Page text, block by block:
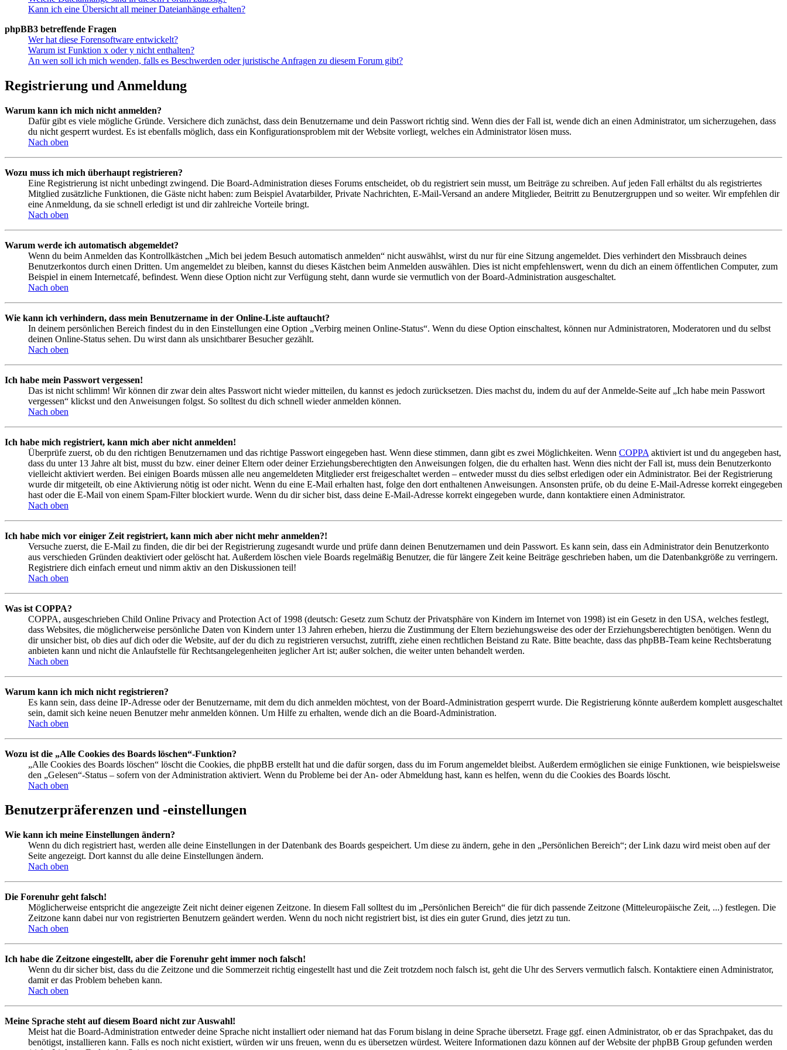
Kann ich eine Übersicht all meiner Dateianhänge erhalten?
phpBB3 betreffende Fragen
Wer hat diese Forensoftware entwickelt?
Warum ist Funktion x oder y nicht enthalten?
An wen soll ich mich wenden, falls es Beschwerden oder juristische Anfragen zu diesem Forum gibt?
Registrierung und Anmeldung
Warum kann ich mich nicht anmelden?
Dafür gibt es viele mögliche Gründe. Versichere dich zunächst, dass dein Benutzername und dein Passwort richtig sind. Wenn dies der Fall ist, wende dich an einen Administrator, um sicherzugehen, dass
du nicht gesperrt wurdest. Es ist ebenfalls möglich, dass ein Konfigurationsproblem mit der Website vorliegt, welches ein Administrator lösen muss.
Nach oben
Wozu muss ich mich überhaupt registrieren?
Eine Registrierung ist nicht unbedingt zwingend. Die Board-Administration dieses Forums entscheidet, ob du registriert sein musst, um Beiträge zu schreiben. Auf jeden Fall erhältst du als registriertes
Mitglied zusätzliche Funktionen, die Gäste nicht haben: zum Beispiel Avatarbilder, Private Nachrichten, E-Mail-Versand an andere Mitglieder, Beitritt zu Benutzergruppen und so weiter. Wir empfehlen dir
eine Anmeldung, da sie schnell erledigt ist und dir zahlreiche Vorteile bringt.
Nach oben
Warum werde ich automatisch abgemeldet?
Wenn du beim Anmelden das Kontrollkästchen „Mich bei jedem Besuch automatisch anmelden“ nicht auswählst, wirst du nur für eine Sitzung angemeldet. Dies verhindert den Missbrauch deines
Benutzerkontos durch einen Dritten. Um angemeldet zu bleiben, kannst du dieses Kästchen beim Anmelden auswählen. Dies ist nicht empfehlenswert, wenn du dich an einem öffentlichen Computer, zum
Beispiel in einem Internetcafé, befindest. Wenn diese Option nicht zur Verfügung steht, dann wurde sie vermutlich von der Board-Administration ausgeschaltet.
Nach oben
Wie kann ich verhindern, dass mein Benutzername in der Online-Liste auftaucht?
In deinem persönlichen Bereich findest du in den Einstellungen eine Option „Verbirg meinen Online-Status“. Wenn du diese Option einschaltest, können nur Administratoren, Moderatoren und du selbst
deinen Online-Status sehen. Du wirst dann als unsichtbarer Besucher gezählt.
Nach oben
Ich habe mein Passwort vergessen!
Das ist nicht schlimm! Wir können dir zwar dein altes Passwort nicht wieder mitteilen, du kannst es jedoch zurücksetzen. Dies machst du, indem du auf der Anmelde-Seite auf „Ich habe mein Passwort
vergessen“ klickst und den Anweisungen folgst. So solltest du dich schnell wieder anmelden können.
Nach oben
Ich habe mich registriert, kann mich aber nicht anmelden!
Überprüfe zuerst, ob du den richtigen Benutzernamen und das richtige Passwort eingegeben hast. Wenn diese stimmen, dann gibt es zwei Möglichkeiten. Wenn COPPA aktiviert ist und du angegeben hast,
dass du unter 13 Jahre alt bist, musst du bzw. einer deiner Eltern oder deiner Erziehungsberechtigten den Anweisungen folgen, die du erhalten hast. Wenn dies nicht der Fall ist, muss dein Benutzerkonto
vielleicht aktiviert werden. Bei einigen Boards müssen alle neu angemeldeten Mitglieder erst freigeschaltet werden – entweder musst du dies selbst erledigen oder ein Administrator. Bei der Registrierung
wurde dir mitgeteilt, ob eine Aktivierung nötig ist oder nicht. Wenn du eine E-Mail erhalten hast, folge den dort enthaltenen Anweisungen. Ansonsten prüfe, ob du deine E-Mail-Adresse korrekt eingegeben
hast oder die E-Mail von einem Spam-Filter blockiert wurde. Wenn du dir sicher bist, dass deine E-Mail-Adresse korrekt eingegeben wurde, dann kontaktiere einen Administrator.
Nach oben
Ich habe mich vor einiger Zeit registriert, kann mich aber nicht mehr anmelden?!
Versuche zuerst, die E-Mail zu finden, die dir bei der Registrierung zugesandt wurde und prüfe dann deinen Benutzernamen und dein Passwort. Es kann sein, dass ein Administrator dein Benutzerkonto
aus verschieden Gründen deaktiviert oder gelöscht hat. Außerdem löschen viele Boards regelmäßig Benutzer, die für längere Zeit keine Beiträge geschrieben haben, um die Datenbankgröße zu verringern.
Registriere dich einfach erneut und nimm aktiv an den Diskussionen teil!
Nach oben
Was ist COPPA?
COPPA, ausgeschrieben Child Online Privacy and Protection Act of 1998 (deutsch: Gesetz zum Schutz der Privatsphäre von Kindern im Internet von 1998) ist ein Gesetz in den USA, welches festlegt,
dass Websites, die möglicherweise persönliche Daten von Kindern unter 13 Jahren erheben, hierzu die Zustimmung der Eltern beziehungsweise des oder der Erziehungsberechtigten benötigen. Wenn du
dir unsicher bist, ob dies auf dich oder die Website, auf der du dich zu registrieren versuchst, zutrifft, ziehe einen rechtlichen Beistand zu Rate. Bitte beachte, dass das phpBB-Team keine Rechtsberatung
anbieten kann und nicht die Anlaufstelle für Rechtsangelegenheiten jeglicher Art ist; außer solchen, die weiter unten behandelt werden.
Nach oben
Warum kann ich mich nicht registrieren?
Es kann sein, dass deine IP-Adresse oder der Benutzername, mit dem du dich anmelden möchtest, von der Board-Administration gesperrt wurde. Die Registrierung könnte außerdem komplett ausgeschaltet
sein, damit sich keine neuen Benutzer mehr anmelden können. Um Hilfe zu erhalten, wende dich an die Board-Administration.
Nach oben
Wozu ist die „Alle Cookies des Boards löschen“-Funktion?
„Alle Cookies des Boards löschen“ löscht die Cookies, die phpBB erstellt hat und die dafür sorgen, dass du im Forum angemeldet bleibst. Außerdem ermöglichen sie einige Funktionen, wie beispielsweise
den „Gelesen“-Status – sofern von der Administration aktiviert. Wenn du Probleme bei der An- oder Abmeldung hast, kann es helfen, wenn du die Cookies des Boards löscht.
Nach oben
Benutzerpräferenzen und -einstellungen
Wie kann ich meine Einstellungen ändern?
Wenn du dich registriert hast, werden alle deine Einstellungen in der Datenbank des Boards gespeichert. Um diese zu ändern, gehe in den „Persönlichen Bereich“; der Link dazu wird meist oben auf der
Seite angezeigt. Dort kannst du alle deine Einstellungen ändern.
Nach oben
Die Forenuhr geht falsch!
Möglicherweise entspricht die angezeigte Zeit nicht deiner eigenen Zeitzone. In diesem Fall solltest du im „Persönlichen Bereich“ die für dich passende Zeitzone (Mitteleuropäische Zeit, ...) festlegen. Die
Zeitzone kann dabei nur von registrierten Benutzern geändert werden. Wenn du noch nicht registriert bist, ist dies ein guter Grund, dies jetzt zu tun.
Nach oben
Ich habe die Zeitzone eingestellt, aber die Forenuhr geht immer noch falsch!
Wenn du dir sicher bist, dass du die Zeitzone und die Sommerzeit richtig eingestellt hast und die Zeit trotzdem noch falsch ist, geht die Uhr des Servers vermutlich falsch. Kontaktiere einen Administrator,
damit er das Problem beheben kann.
Nach oben
Meine Sprache steht auf diesem Board nicht zur Auswahl!
Meist hat die Board-Administration entweder deine Sprache nicht installiert oder niemand hat das Forum bislang in deine Sprache übersetzt. Frage ggf. einen Administrator, ob er das Sprachpaket, das du
benötigst, installieren kann. Falls es noch nicht existiert, würden wir uns freuen, wenn du es übersetzen würdest. Weitere Informationen dazu können auf der Website der phpBB Group gefunden werden